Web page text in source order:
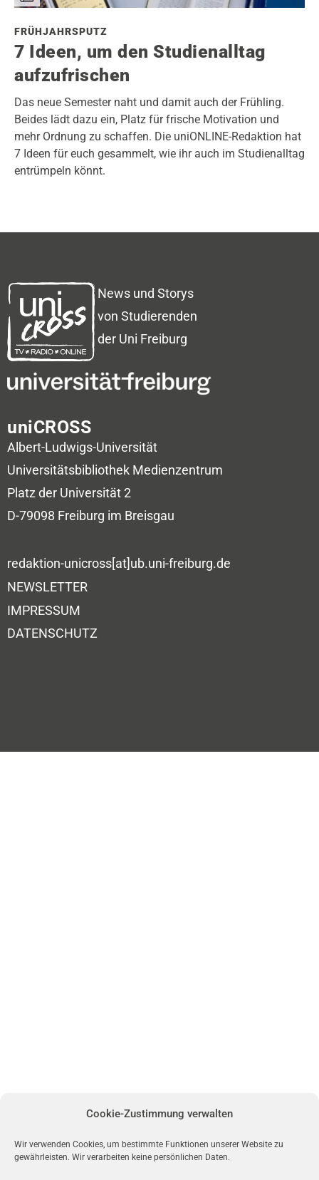
Cookie-Zustimmung verwalten
Wir verwenden Cookies, um bestimmte Funktionen unserer Website zu
gewährleisten. Wir verarbeiten keine persönlichen Daten.
FRÜHJAHRSPUTZ
7 Ideen, um den Studienalltag
aufzufrischen
Das neue Semester naht und damit auch der Frühling.
Beides lädt dazu ein, Platz für frische Motivation und
mehr Ordnung zu schaffen. Die uniONLINE-Redaktion hat
7 Ideen für euch gesammelt, wie ihr auch im Studienalltag
entrümpeln könnt.
News und Storys
von Studierenden
der Uni Freiburg
uniCROSS
Albert-Ludwigs-Universität
Universitätsbibliothek Medienzentrum
Platz der Universität 2
D-79098 Freiburg im Breisgau
redaktion-unicross[at]ub.uni-freiburg.de
NEWSLETTER
IMPRESSUM
DATENSCHUTZ